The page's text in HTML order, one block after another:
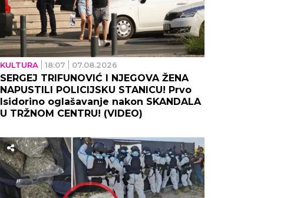
KULTURA 18:07 07.08.2026
SERGEJ TRIFUNOVIĆ I NJEGOVA ŽENA
NAPUSTILI POLICIJSKU STANICU! Prvo
Isidorino oglašavanje nakon SKANDALA
U TRŽNOM CENTRU! (VIDEO)